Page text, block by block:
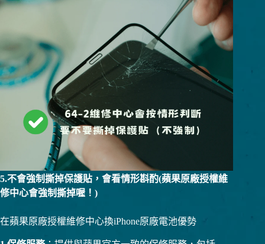
5.不會強制撕掉保護貼，會看情形斟酌(蘋果原廠授權維
修中心會強制撕掉喔！)
在蘋果原廠授權維修中心換iPhone原廠電池優勢